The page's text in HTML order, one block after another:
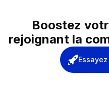
Boostez
rejoignant la